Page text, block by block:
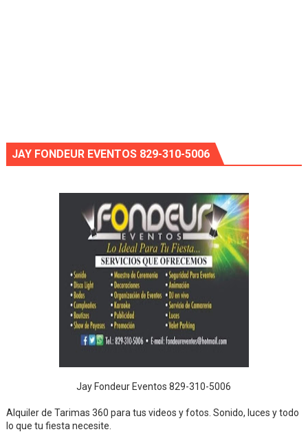
JAY FONDEUR EVENTOS 829-310-5006
Jay Fondeur Eventos 829-310-5006
Alquiler de Tarimas 360 para tus videos y fotos. Sonido, luces y todo
lo que tu fiesta necesite.